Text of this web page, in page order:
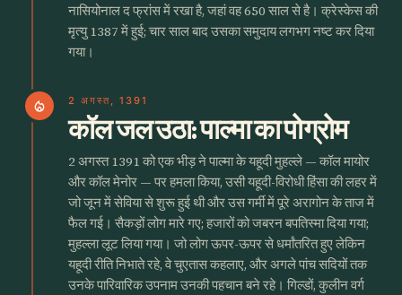
नासियोनाल द फ्रांस में रखा है, जहां वह 650 साल से है। क्रेस्केस की
मृत्यु 1387 में हुई; चार साल बाद उसका समुदाय लगभग नष्ट कर दिया
गया।
local_fire_department 2 अगस्त, 1391
कॉल जल उठा: पाल्मा का पोग्रोम
2 अगस्त 1391 को एक भीड़ ने पाल्मा के यहूदी मुहल्ले — कॉल मायोर
और कॉल मेनोर — पर हमला किया, उसी यहूदी-विरोधी हिंसा की लहर में
जो जून में सेविया से शुरू हुई थी और उस गर्मी में पूरे अरागोन के ताज में
फैल गई। सैकड़ों लोग मारे गए; हजारों को जबरन बपतिस्मा दिया गया;
मुहल्ला लूट लिया गया। जो लोग ऊपर-ऊपर से धर्मांतरित हुए लेकिन
यहूदी रीति निभाते रहे, वे चुएतास कहलाए, और अगले पांच सदियों तक
उनके पारिवारिक उपनाम उनकी पहचान बने रहे। गिल्डों, कुलीन वर्ग